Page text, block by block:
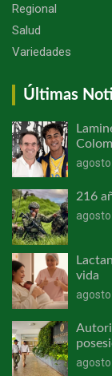
Regional
Salud
Variedades
Últimas
216
vida